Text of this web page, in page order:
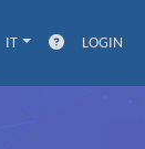
IT LOGIN